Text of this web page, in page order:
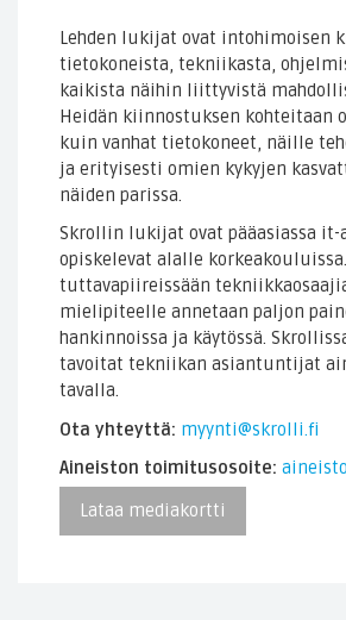
Lehden lukijat ovat intohimoisen
tietokoneista, tekniikasta,
kaikista näihin liittyvistä
Heidän kiinnostuksen kohteitaan
kuin vanhat tietokoneet, näille
ja erityisesti omien kykyjen
näiden parissa.
Skrollin lukijat ovat pääasiassa
opiskelevat alalle
tuttavapiireissään
mielipiteelle annetaan paljon
hankinnoissa ja käytössä.
tavoitat tekniikan asiantuntijat
tavalla.
Ota yhteyttä: myynti@skrolli.fi
Aineiston toimitusosoite:
Lataa mediakortti